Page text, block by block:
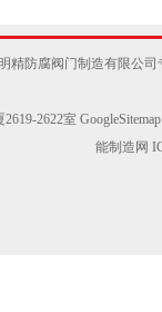
精防腐阀门制造有限公
2622室 GoogleSitemap
能制造网